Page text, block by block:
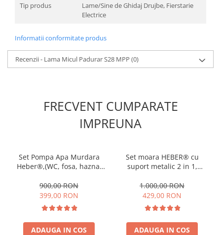
Tip produs
Lame/Sine de Ghidaj Drujbe, Fierstarie
Electrice
Informatii conformitate produs
Recenzii - Lama Micul Padurar S28 MPP (0)
FRECVENT CUMPARATE
IMPREUNA
Set Pompa Apa Murdara
Heber®,(WC, fosa, hazna)
plutitor +20m Furtun
pompieri 2"+cuple metalice
900,00 RON
399,00 RON
ADAUGA IN COS
Set moara HEBER® cu
suport metalic 2 in 1,
300kg/ora, pentru macinat
cereale, uruiala, porumb
boabe, stiuleti, coceni,
butuc cu 20 ciocanele, 4
site
1.000,00 RON
429,00 RON
ADAUGA IN COS